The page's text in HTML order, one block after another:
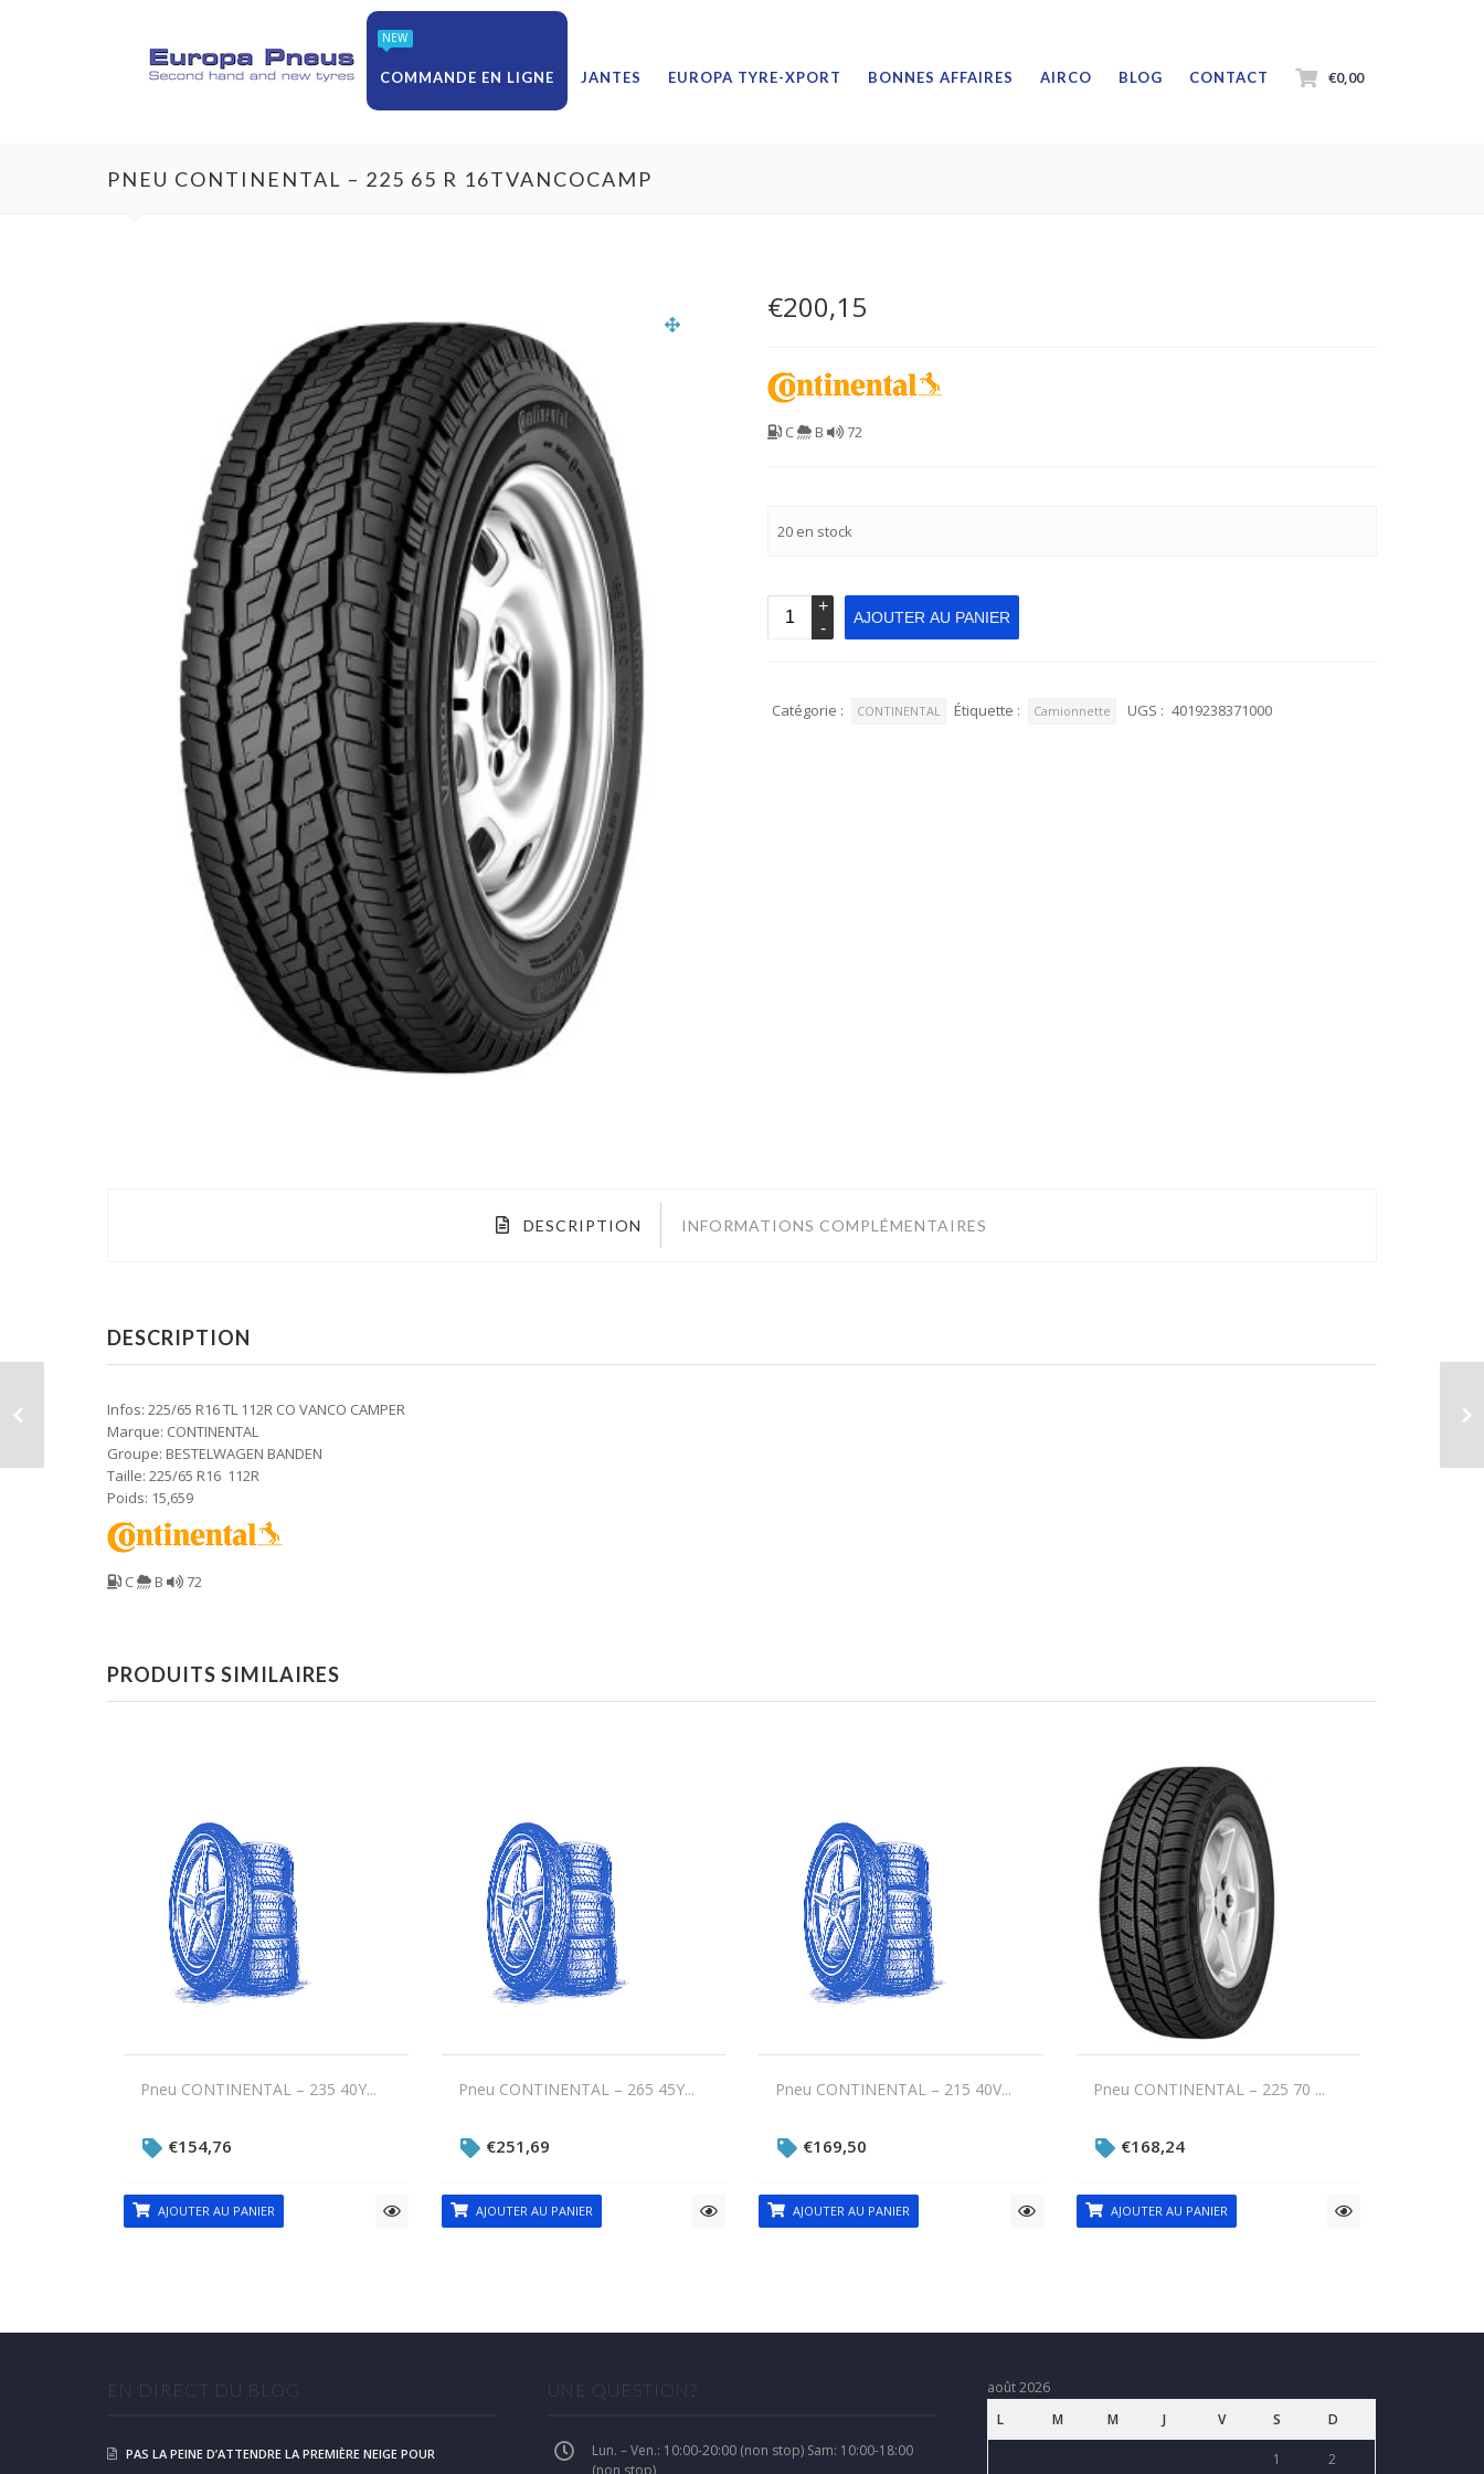
€0,00
NEW
COMMANDE EN LIGNE JANTES EUROPA TYRE-XPORT BONNES AFFAIRES AIRCO BLOG CONTACT
PNEU CONTINENTAL – 225 65 R 16TVANCOCAMP
€200,15
C B 72
20 en stock
AJOUTER AU PANIER
Catégorie : CONTINENTAL Étiquette : Camionnette UGS : 4019238371000
DESCRIPTION INFORMATIONS COMPLÉMENTAIRES
DESCRIPTION
Infos: 225/65 R16 TL 112R CO VANCO CAMPER
Marque: CONTINENTAL
Groupe: BESTELWAGEN BANDEN
Taille: 225/65 R16 112R
Poids: 15,659
C B 72
PRODUITS SIMILAIRES
Pneu CONTINENTAL – 235 40Y...
€154,76
AJOUTER AU PANIER
Pneu CONTINENTAL – 265 45Y...
€251,69
AJOUTER AU PANIER
Pneu CONTINENTAL – 215 40V...
€169,50
AJOUTER AU PANIER
Pneu CONTINENTAL – 225 70 ...
€168,24
AJOUTER AU PANIER
EN DIRECT DU BLOG
PAS LA PEINE D’ATTENDRE LA PREMIÈRE NEIGE POUR
UNE QUESTION?
Lun. – Ven.: 10:00-20:00 (non stop) Sam: 10:00-18:00
août 2026
L
M M J V S D
1 2